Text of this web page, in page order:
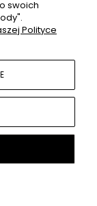
swoich
Polityce